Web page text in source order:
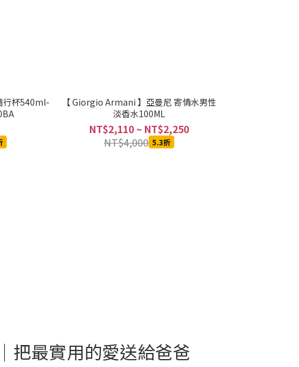
行杯540ml-
【 Giorgio Armani 】亞曼尼 寄情水男性
淡香水100ML
NT$2,110 ~ NT$2,250
NT$4,000 5.3折
把最實用的愛送給爸爸